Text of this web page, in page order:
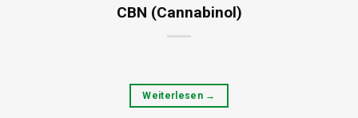
CBN (Cannabinol)
Weiterlesen →